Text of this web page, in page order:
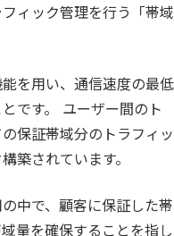
ィック管理を行う「帯域
を用い、通信速度の最低
です。 ユーザー間のト
保証帯域分のトラフィッ
築されています。
中で、顧客に保証した帯
量を確保することを指し